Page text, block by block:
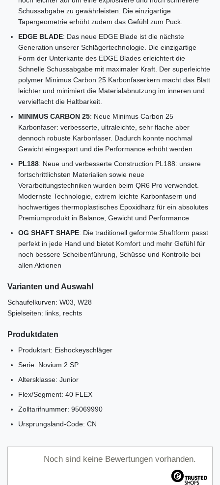
Schussabgabe zu gewährleisten. Die einzigartige
Tapergeometrie erhöht zudem das Gefühl zum Puck.
EDGE BLADE: Das neue EDGE Blade ist die nächste
Generation unserer Schlägertechnologie. Die einzigartige
Form der Unterkante des EDGE Blades erleichtert die
Schnelle Schussabgabe mit maximaler Kraft. Der superleichte
polymer Minimus Carbon 25 Karbonfaserkern macht das Blatt
leichter und minimiert die Materialabnutzung im inneren und
vervielfacht die Haltbarkeit.
MINIMUS CARBON 25: Neue Minimus Carbon 25
Karbonfaser: verbesserte, ultraleichte, sehr flache aber
dennoch robuste Karbonfaser. Dadurch konnte nochmal
Gewicht eingespart und die Performance erhöht werden
PL188: Neue und verbesserte Construction PL188: unsere
fortschrittlichsten Materialien sowie neue
Verarbeitungstechniken wurden beim QR6 Pro verwendet.
Modernste Technologie, extrem leichte Karbonfasern und
hochwertiges thermoplastisches Epoxidharz für ein absolutes
Premiumprodukt in Balance, Gewicht und Performance
OG SHAFT SHAPE: Die traditionell geformte Shaftform passt
perfekt in jede Hand und bietet Komfort und mehr Gefühl für
noch bessere Scheibenführung, Schüsse und Kontrolle bei
allen Aktionen
Varianten und Auswahl
Schaufelkurven: W03, W28
Spielseiten: links, rechts
Produktdaten
Produktart: Eishockeyschläger
Serie: Novium 2 SP
Altersklasse: Junior
Flex/Segment: 40 FLEX
Zolltarifnummer: 95069990
Ursprungsland-Code: CN
Noch sind keine Bewertungen vorhanden.